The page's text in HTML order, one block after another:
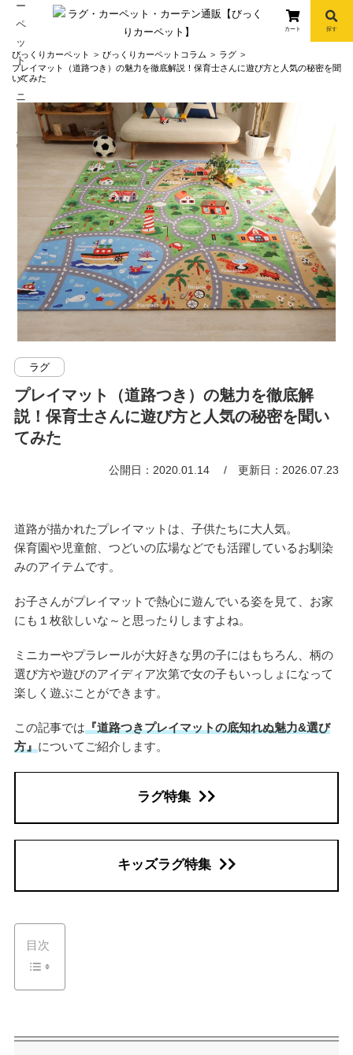
info
カート 探す
びっくりカーペット びっくりカーペットコラム
ラグ
プレイマット（道路つき）の魅力を徹底解説！保育士さんに遊び方と人気の秘密を聞
いてみた
ラグ
プレイマット（道路つき）の魅力を徹底解
説！保育士さんに遊び方と人気の秘密を聞い
てみた
公開日：2020.01.14 更新日：2026.07.23
道路が描かれたプレイマットは、子供たちに大人気。
保育園や児童館、つどいの広場などでも活躍しているお馴染
みのアイテムです。
お子さんがプレイマットで熱心に遊んでいる姿を見て、お家
にも１枚欲しいな～と思ったりしますよね。
ミニカーやプラレールが大好きな男の子にはもちろん、柄の
選び方や遊びのアイディア次第で女の子もいっしょになって
楽しく遊ぶことができます。
この記事では『道路つきプレイマットの底知れぬ魅力&選び
方』についてご紹介します。
ラグ特集
キッズラグ特集
目次